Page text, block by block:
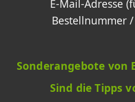
E-Mail-Adresse
Bestellnummer
Sonderangebote von
Sind die Tipps